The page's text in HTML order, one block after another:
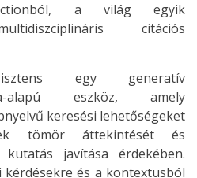
a világ egyik
citációs
egy generatív
alapú eszköz, amely
keresési lehetőségeket
tömör áttekintését és
javítása érdekében.
és a kontextusból